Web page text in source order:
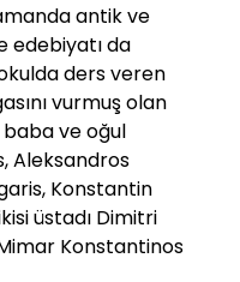
antik ve
edebiyatı da
ders veren
vurmuş olan
baba ve oğul
Aleksandros
Konstantin
üstadı Dimitri
Konstantinos